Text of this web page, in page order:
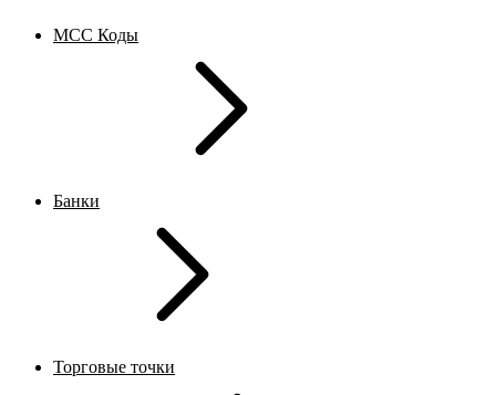
MCC Коды
Банки
Торговые точки